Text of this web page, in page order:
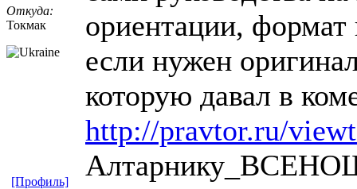
Откуда:
Токмак
ориентации,
если нужен
которую давал в
http://pravtor.ru/
[Профиль]